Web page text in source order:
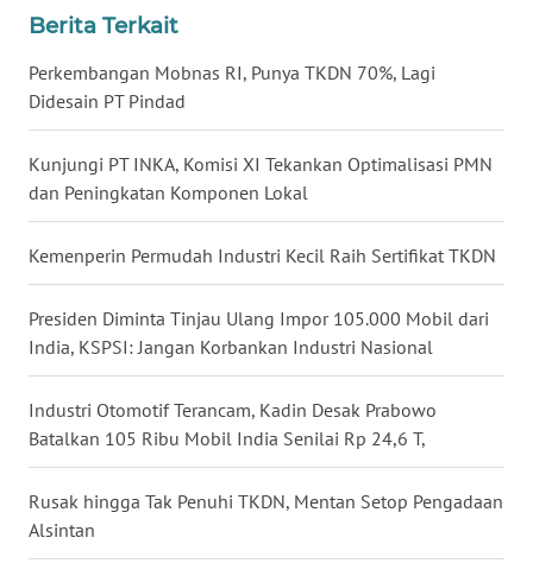
Berita Terkait
Perkembangan Mobnas RI, Punya TKDN 70%, Lagi
Didesain PT Pindad
Kunjungi PT INKA, Komisi XI Tekankan Optimalisasi PMN
dan Peningkatan Komponen Lokal
Kemenperin Permudah Industri Kecil Raih Sertifikat TKDN
Presiden Diminta Tinjau Ulang Impor 105.000 Mobil dari
India, KSPSI: Jangan Korbankan Industri Nasional
Industri Otomotif Terancam, Kadin Desak Prabowo
Batalkan 105 Ribu Mobil India Senilai Rp 24,6 T,
Rusak hingga Tak Penuhi TKDN, Mentan Setop Pengadaan
Alsintan
WN
TAPANULI
WN
TANJUNG
KARO
SIMALUNGUN
WN
LABUHANBATU